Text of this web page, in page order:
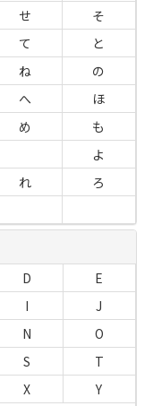
せ
そ
て
と
ね
の
へ
ほ
め
も
よ
れ
ろ
D
E
I
J
N
O
S
T
X
Y